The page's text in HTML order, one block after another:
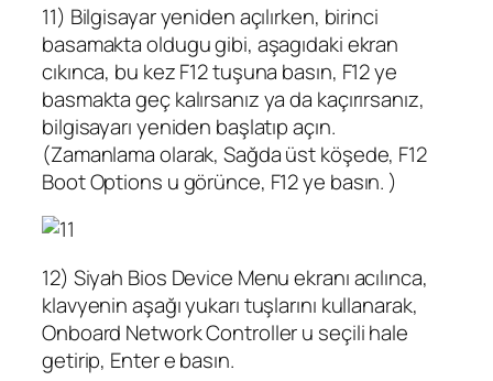
11) Bilgisayar yeniden açılırken, birinci
basamakta oldugu gibi, aşagıdaki ekran
cıkınca, bu kez F12 tuşuna basın, F12 ye
basmakta geç kalırsanız ya da kaçırırsanız,
bilgisayarı yeniden başlatıp açın.
(Zamanlama olarak, Sağda üst köşede, F12
Boot Options u görünce, F12 ye basın. )
12) Siyah Bios Device Menu ekranı acılınca,
klavyenin aşağı yukarı tuşlarını kullanarak,
Onboard Network Controller u seçili hale
getirip, Enter e basın.